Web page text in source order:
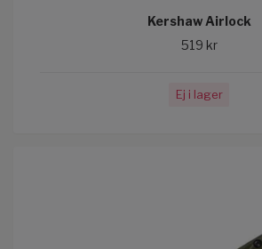
Kershaw Airlock
519 kr
Ej i lager